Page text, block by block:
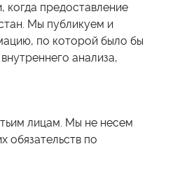
предоставление
Мы публикуем и
по которой было бы
анализа,
лицам. Мы не несем
обязательств по